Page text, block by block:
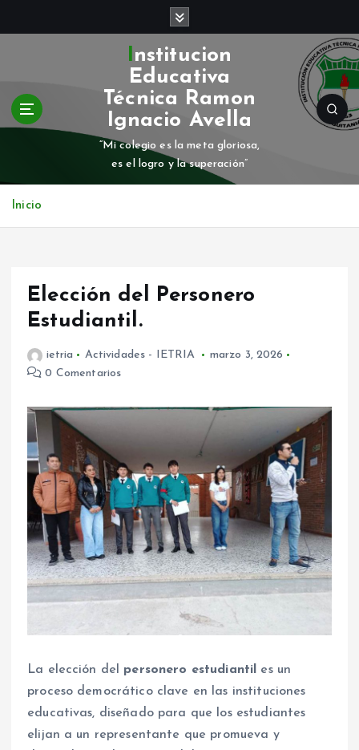
e
Institucion
Educativa
Técnica Ramon
Ignacio Avella
“Mi colegio es la meta gloriosa,
es el logro y la superación”
Inicio
Elección del Personero
Estudiantil.
ietria Actividades - IETRIA
marzo 3, 2026
0 Comentarios
La elección del personero estudiantil
es un
proceso democrático clave en las instituciones
educativas, diseñado para que los estudiantes
elijan a un representante que promueva y